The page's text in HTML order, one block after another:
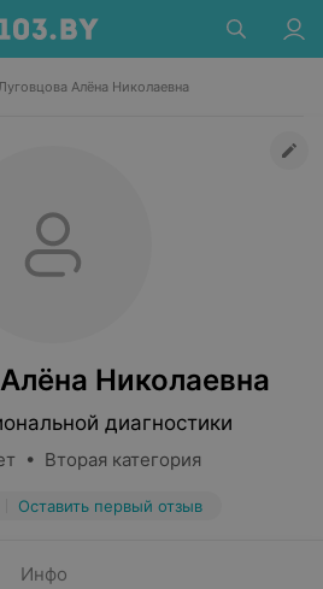
Алёна Николаевна
Николаевна
диагностики
• Вторая категория
Оставить первый отзыв
Инфо